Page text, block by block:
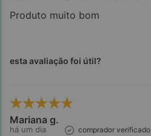
Produto muito bom
esta avaliação foi útil?
Mariana g.
há um dia comprador verificado